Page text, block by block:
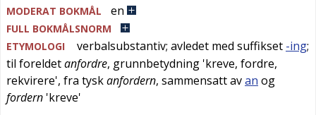
MODERAT BOKMÅL en
FULL BOKMÅLSNORM
ETYMOLOGI
verbalsubstantiv; avledet med suffikset -ing;
til foreldetanfordre, grunnbetydning 'kreve, fordre,
rekvirere', fra tyskanfordern, sammensatt avan og
fordern 'kreve'